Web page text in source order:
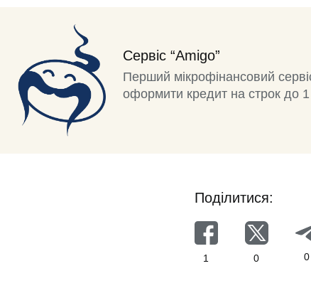
Сервіс “Amigo”
Перший мікрофінансовий
оформити кредит на строк до 1
Поділитися:
1 0 0